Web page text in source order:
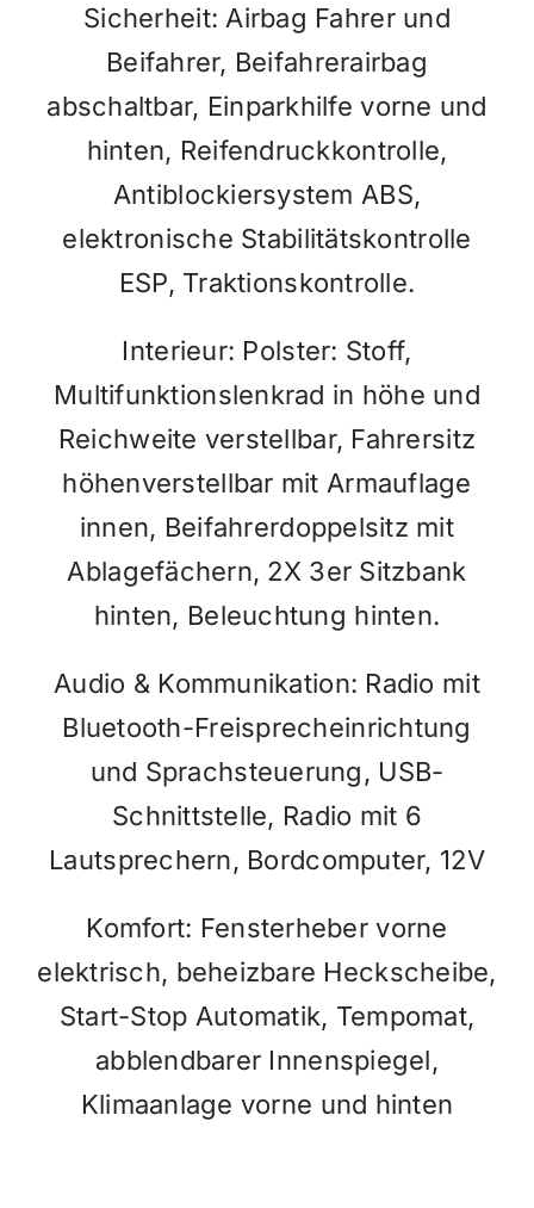
Sicherheit: Airbag Fahrer und
Beifahrer, Beifahrerairbag
abschaltbar, Einparkhilfe vorne und
hinten, Reifendruckkontrolle,
Antiblockiersystem ABS,
elektronische Stabilitätskontrolle
ESP, Traktionskontrolle.
Interieur: Polster: Stoff,
Multifunktionslenkrad in höhe und
Reichweite verstellbar, Fahrersitz
höhenverstellbar mit Armauflage
innen, Beifahrerdoppelsitz mit
Ablagefächern, 2X 3er Sitzbank
hinten, Beleuchtung hinten.
Audio & Kommunikation: Radio mit
Bluetooth-Freisprecheinrichtung
und Sprachsteuerung, USB-
Schnittstelle, Radio mit 6
Lautsprechern, Bordcomputer, 12V
Komfort: Fensterheber vorne
elektrisch, beheizbare Heckscheibe,
Start-Stop Automatik, Tempomat,
abblendbarer Innenspiegel,
Klimaanlage vorne und hinten